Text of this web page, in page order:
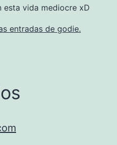
esta vida mediocre xD
entradas de godie.